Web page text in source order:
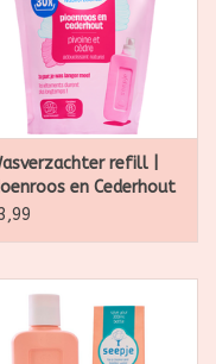
refill |
en Cederhout